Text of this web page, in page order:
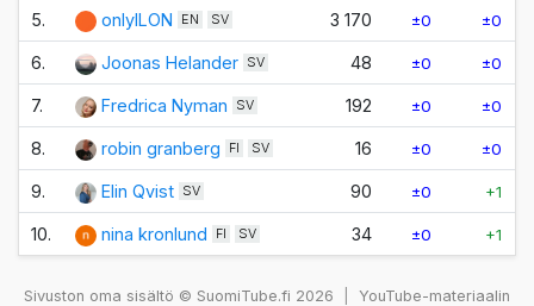
5. onlyILON EN SV 3 170 ±0 ±0
6. Joonas Helander SV 48 ±0 ±0
7. Fredrica Nyman SV 192 ±0 ±0
8. robin granberg FI SV 16 ±0 ±0
9. Elin Qvist SV 90 ±0 +1
10. nina kronlund FI SV 34 ±0 +1
Sivuston oma sisältö © SuomiTube.fi 2026 YouTube-materiaalin